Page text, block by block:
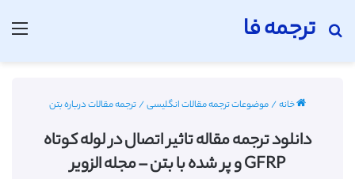
ترجمه فا
جستجو برای
خانه/موضوعات ترجمه مقالات انگلیسی/ترجمه مقالات درباره بتن
دانلود ترجمه مقاله تاثیر اتصال در لوله کوتاه
GFRP و پر شده با بتن – مجله الزویر